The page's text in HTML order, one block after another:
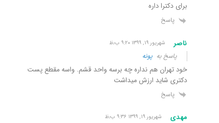
برای دکترا داره
پاسخ
ناصر شهریور ۱۹, ۱۳۹۹ ۹:۲۰ ب٫ظ
پاسخ به پونه
خود تهران هم نداره چه برسه واحد قشم. واسه مقطع پست
دکتری شاید ارزش میداشت
پاسخ
مهدی شهریور ۱۹, ۱۳۹۹ ۹:۳۶ ب٫ظ